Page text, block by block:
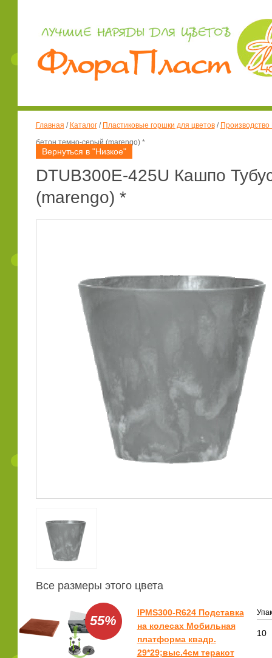
Главная / Каталог/ Пластиковые горшки для цветов/ Производство
бетон темно-серый (marengo) *
Вернуться в "Низкое"
DTUB300E-425U Кашпо
(marengo) *
Все размеры этого цвета
55%
IPMS300-R624 Подставка
на колесах Мобильная
платформа квадр.
29*29;выс.4см теракот
10